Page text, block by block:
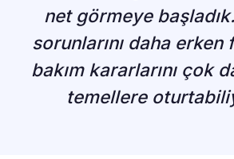
net görmeye
sorunlarını daha
bakım kararlarını çok
temellere